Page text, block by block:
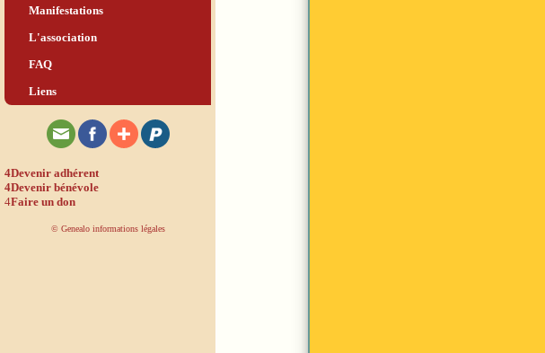
Manifestations
L'association
FAQ
Liens
4Devenir adhérent
4Devenir bénévole
4Faire un don
© Genealo informations légales